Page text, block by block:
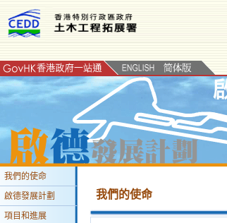
我們的使命
啟德發展計劃
項目和進展
我們的使命